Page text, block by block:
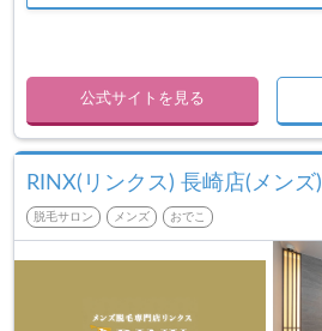
公式サイトを見る
RINX(リンクス) 長崎店(メンズ)
脱毛サロン メンズ おでこ